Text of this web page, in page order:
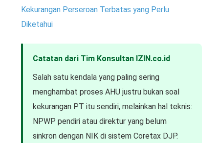
Kekurangan Perseroan Terbatas yang Perlu
Diketahui
Catatan dari Tim Konsultan IZIN.co.id
Salah satu kendala yang paling sering
menghambat proses AHU justru bukan soal
kekurangan PT itu sendiri, melainkan hal teknis:
NPWP pendiri atau direktur yang belum
sinkron dengan NIK di sistem Coretax DJP.